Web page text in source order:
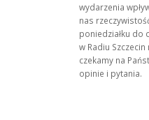
wydarzenia
nas
poniedziałku do
w Radiu
czekamy na
opinie i pytania.